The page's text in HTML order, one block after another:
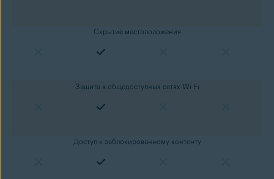
Скрытие местоположения
Защита в общедоступных сетях Wi-Fi
Доступ к заблокированному контенту